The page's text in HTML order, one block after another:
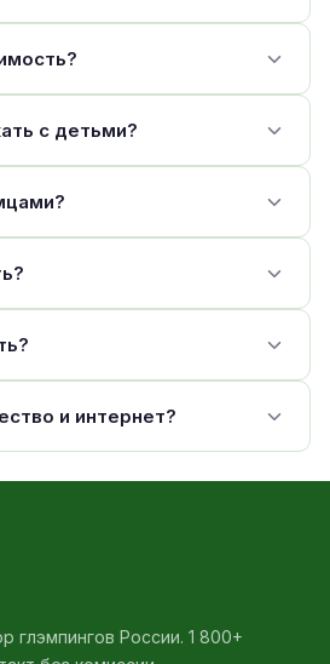
с детьми?
и интернет?
глэмпингов России. 1 800+